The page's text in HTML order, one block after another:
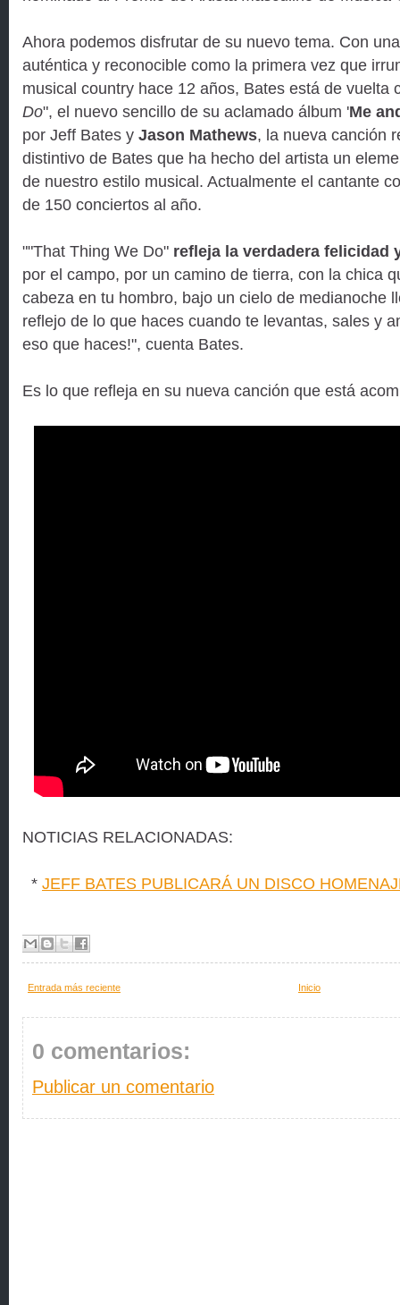
Ahora podemos disfrutar de su nuevo tema. Con
auténtica y reconocible como la primera vez que
musical country hace 12 años, Bates está de vuelta
Do", el nuevo sencillo de su aclamado álbum 'Me
por Jeff Bates y Jason Mathews, la nueva canción
distintivo de Bates que ha hecho del artista un
de nuestro estilo musical. Actualmente el cantante
de 150 conciertos al año.
""That Thing We Do" refleja la verdadera felicidad
por el campo, por un camino de tierra, con la chica
cabeza en tu hombro, bajo un cielo de medianoche
reflejo de lo que haces cuando te levantas, sales y
eso que haces!", cuenta Bates.
Es lo que refleja en su nueva canción que está
NOTICIAS RELACIONADAS:
* JEFF BATES PUBLICARÁ UN DISCO
Entrada más reciente Inicio
0 comentarios:
Publicar un comentario